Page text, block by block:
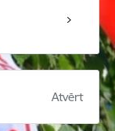
Atvērt